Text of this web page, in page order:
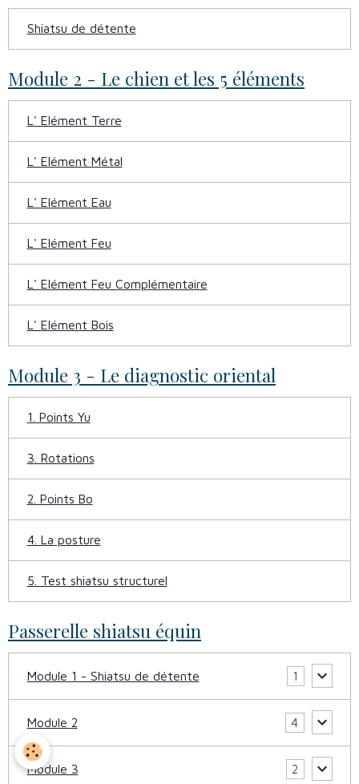
Shiatsu de détente
Module 2 - Le chien et les 5 éléments
L' Elément Terre
L' Elément Métal
L' Elément Eau
L' Elément Feu
L' Elément Feu Complémentaire
L' Elément Bois
Module 3 - Le diagnostic oriental
1. Points Yu
3. Rotations
2. Points Bo
4. La posture
5. Test shiatsu structurel
Passerelle shiatsu équin
Module 1 - Shiatsu de détente 1
Module 2 4
Module 3 2